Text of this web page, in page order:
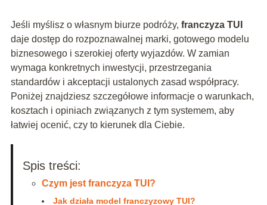
Jeśli myślisz o własnym biurze podróży, franczyza TUI
daje dostęp do rozpoznawalnej marki, gotowego modelu
biznesowego i szerokiej oferty wyjazdów. W zamian
wymaga konkretnych inwestycji, przestrzegania
standardów i akceptacji ustalonych zasad współpracy.
Poniżej znajdziesz szczegółowe informacje o warunkach,
kosztach i opiniach związanych z tym systemem, aby
łatwiej ocenić, czy to kierunek dla Ciebie.
Spis treści:
Czym jest franczyza TUI?
Jak działa model franczyzowy TUI?